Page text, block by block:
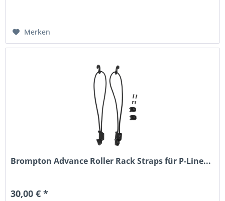
Merken
Brompton Advance Roller Rack Straps für P-Line...
30,00 € *